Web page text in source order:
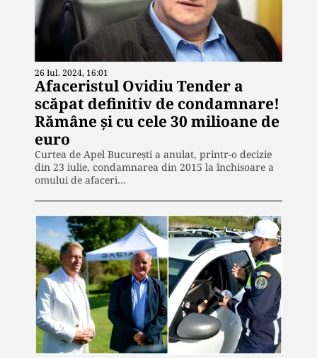
26 Iul. 2024, 16:01
Afaceristul Ovidiu Tender a
scăpat definitiv de condamnare!
Rămâne și cu cele 30 milioane de
euro
Curtea de Apel București a anulat, printr-o decizie
din 23 iulie, condamnarea din 2015 la închisoare a
omului de afaceri…